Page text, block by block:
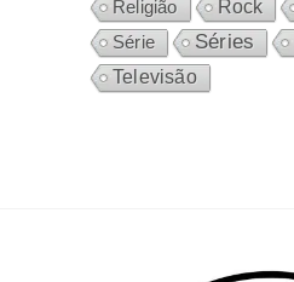
Religião
Rock
Série Séries
Televisão